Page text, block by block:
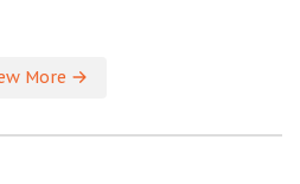
More